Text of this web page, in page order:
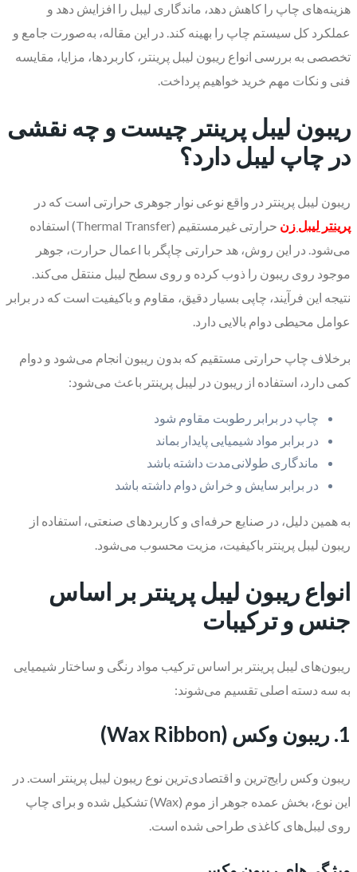
هزینه‌های چاپ را کاهش دهد، ماندگاری لیبل را افزایش دهد و
عملکرد کل سیستم چاپ را بهینه کند. در این مقاله، به‌صورت جامع و
تخصصی به بررسی انواع ریبون لیبل پرینتر، کاربردها، مزایا، مقایسه
فنی و نکات مهم خرید خواهیم پرداخت.
ریبون لیبل پرینتر چیست و چه نقشی
در چاپ لیبل دارد؟
ریبون لیبل پرینتر در واقع نوعی نوار جوهری حرارتی است که در
پرینتر لیبل زن
حرارتی غیرمستقیم (Thermal Transfer) استفاده
می‌شود. در این روش، هد حرارتی چاپگر با اعمال حرارت، جوهر
موجود روی ریبون را ذوب کرده و روی سطح لیبل منتقل می‌کند.
نتیجه این فرآیند، چاپی بسیار دقیق، مقاوم و باکیفیت است که در برابر
عوامل محیطی دوام بالایی دارد.
برخلاف چاپ حرارتی مستقیم که بدون ریبون انجام می‌شود و دوام
کمی دارد، استفاده از ریبون در لیبل پرینتر باعث می‌شود:
چاپ در برابر رطوبت مقاوم شود
در برابر مواد شیمیایی پایدار بماند
ماندگاری طولانی‌مدت داشته باشد
در برابر سایش و خراش دوام داشته باشد
به همین دلیل، در صنایع حرفه‌ای و کاربردهای صنعتی، استفاده از
ریبون لیبل پرینتر باکیفیت، مزیت محسوب می‌شود.
انواع ریبون لیبل پرینتر بر اساس
جنس و ترکیبات
ریبون‌های لیبل پرینتر بر اساس ترکیب مواد رنگی و ساختار شیمیایی
به سه دسته اصلی تقسیم می‌شوند:
1. ریبون وکس (Wax Ribbon)
ریبون وکس رایج‌ترین و اقتصادی‌ترین نوع ریبون لیبل پرینتر است. در
این نوع، بخش عمده جوهر از موم (Wax) تشکیل شده و برای چاپ
روی لیبل‌های کاغذی طراحی شده است.